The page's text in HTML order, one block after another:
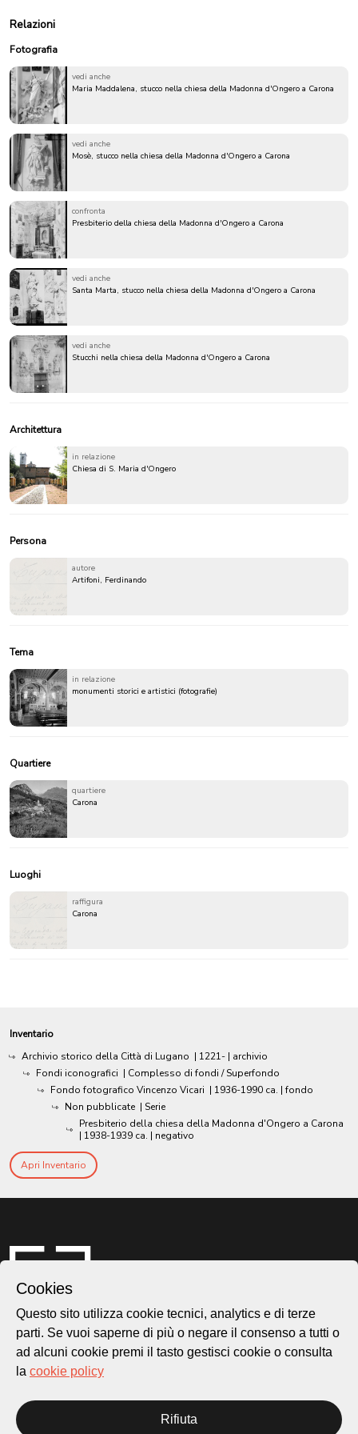
Relazioni
Fotografia
vedi anche
Maria Maddalena, stucco nella chiesa della Madonna d'Ongero a Carona
vedi anche
Mosè, stucco nella chiesa della Madonna d'Ongero a Carona
confronta
Presbiterio della chiesa della Madonna d'Ongero a Carona
vedi anche
Santa Marta, stucco nella chiesa della Madonna d'Ongero a Carona
vedi anche
Stucchi nella chiesa della Madonna d'Ongero a Carona
Architettura
in relazione
Chiesa di S. Maria d'Ongero
Persona
autore
Artifoni, Ferdinando
Tema
in relazione
monumenti storici e artistici (fotografie)
Quartiere
quartiere
Carona
Luoghi
raffigura
Carona
Inventario
Archivio storico della Città di Lugano | 1221- | archivio
Fondi iconografici | Complesso di fondi / Superfondo
Fondo fotografico Vincenzo Vicari | 1936-1990 ca. | fondo
Non pubblicate | Serie
Presbiterio della chiesa della Madonna d'Ongero a Carona
| 1938-1939 ca. | negativo
Apri Inventario
Cookies
Questo sito utilizza cookie tecnici, analytics e di terze
parti. Se vuoi saperne di più o negare il consenso a tutti o
ad alcuni cookie premi il tasto gestisci cookie o consulta
la cookie policy
Rifiuta